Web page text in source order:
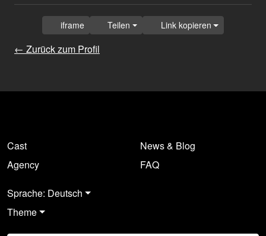
← Zurück zum Profil
iframe Teilen Link kopieren
Cast
Agency
News & Blog
FAQ
Sprache: Deutsch
Theme